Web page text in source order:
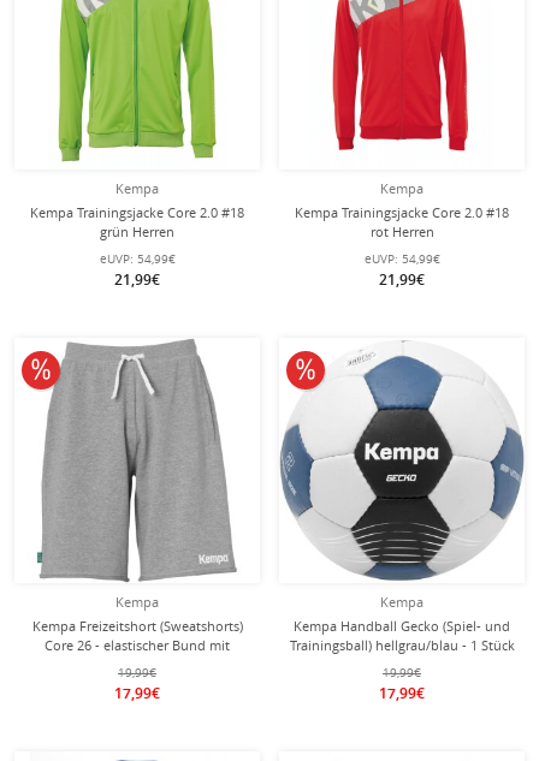
Kempa
Kempa Trainingsjacke Core 2.0 #18
grün Herren
eUVP: 54,99€
21,99€
Kempa
Kempa Trainingsjacke Core 2.0 #18
rot Herren
eUVP: 54,99€
21,99€
Kempa
Kempa Freizeitshort (Sweatshorts)
Core 26 - elastischer Bund mit
Kordelzu - kurz grau Kinder
19,99€
17,99€
10% reduziert
Kempa
Kempa Handball Gecko (Spiel- und
Trainingsball) hellgrau/blau - 1 Stück
19,99€
17,99€
10% reduziert